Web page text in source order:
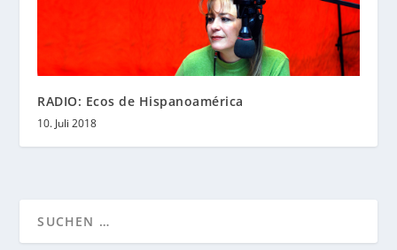
RADIO: Ecos de Hispanoamérica
10. Juli 2018